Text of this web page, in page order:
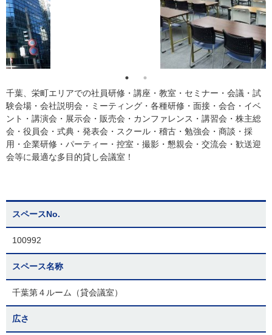
千葉、栄町エリアでの社員研修・講座・教室・セミナー・会議・試
験会場・会社説明会・ミーティング・各種研修・面接・会合・イベ
ント・講演会・展示会・販売会・カンファレンス・講習会・株主総
会・役員会・式典・発表会・スクール・稽古・勉強会・商談・採
用・企業研修・パーティー・控室・撮影・懇親会・交流会・歓送迎
会等に最適な多目的貸し会議室！
スペースNo.
100992
スペース名称
千葉第４ルーム（貸会議室）
広さ